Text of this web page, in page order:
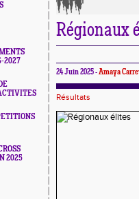
2027
2025
Régionaux
24 Juin 2025 -Amaya
Résultats